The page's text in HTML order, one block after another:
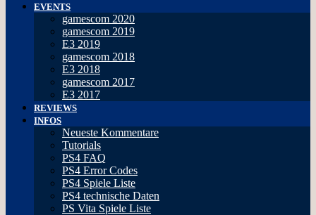
EVENTS
gamescom 2020
gamescom 2019
E3 2019
gamescom 2018
E3 2018
gamescom 2017
E3 2017
REVIEWS
INFOS
Neueste Kommentare
Tutorials
PS4 FAQ
PS4 Error Codes
PS4 Spiele Liste
PS4 technische Daten
PS Vita Spiele Liste